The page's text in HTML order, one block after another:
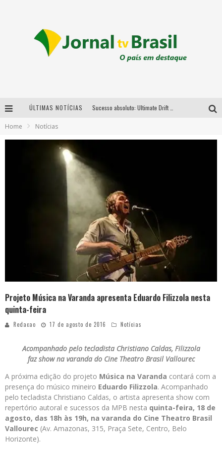
ÚLTIMAS NOTÍCIAS
Home Notícias
Projeto Música na Varanda apresenta Eduardo Filizzola nesta
quinta-feira
Redacao 17 de agosto de 2016 Notícias
Acompanhado pelo tecladista Christiano Caldas, Filizzola
faz show na varanda do Cine Theatro Brasil Vallourec
A próxima edição do projeto Música na Varanda contará com a
presença do músico mineiro Eduardo Filizzola. Acompanhado
pelo tecladista Christiano Caldas, o artista apresenta show com
repertório autoral e sucessos da MPB nesta quinta-feira, 18 de
agosto, das 18h às 19h, na varanda do Cine Theatro Brasil
Vallourec (Av. Amazonas, 315, Praça Sete, Centro, Belo
Horizonte).